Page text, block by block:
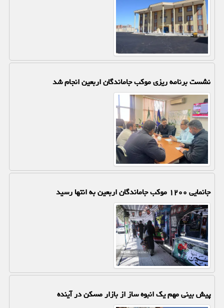
نشست برنامه ریزی موکب جاماندگان اربعین انجام شد
جانمایی ۱۲۰۰ موکب جاماندگان اربعین به انتها رسید
پیش بینی مهم یک انبوه ساز از بازار مسکن در آینده